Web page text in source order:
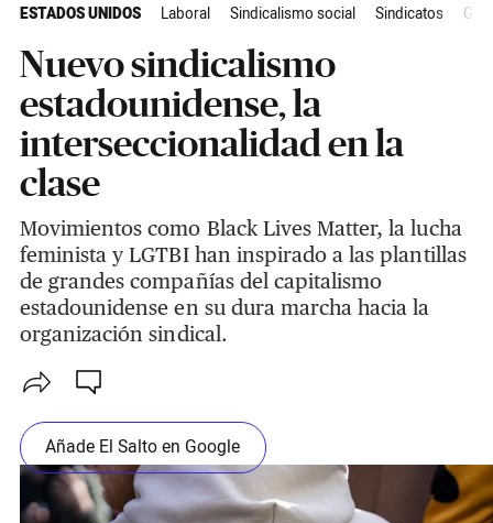
ESTADOS UNIDOS Laboral Sindicalismo social Sindicatos
Nuevo sindicalismo
estadounidense, la
interseccionalidad en la
clase
Movimientos como Black Lives Matter, la lucha
feminista y LGTBI han inspirado a las plantillas
de grandes compañías del capitalismo
estadounidense en su dura marcha hacia la
organización sindical.
Añade El Salto en Google